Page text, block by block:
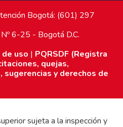
Bogotá: (601) 297
6-25 - Bogotá D.C.
uso | PQRSDF (Registra
quejas,
sugerencias y derechos de
sujeta a la inspección y